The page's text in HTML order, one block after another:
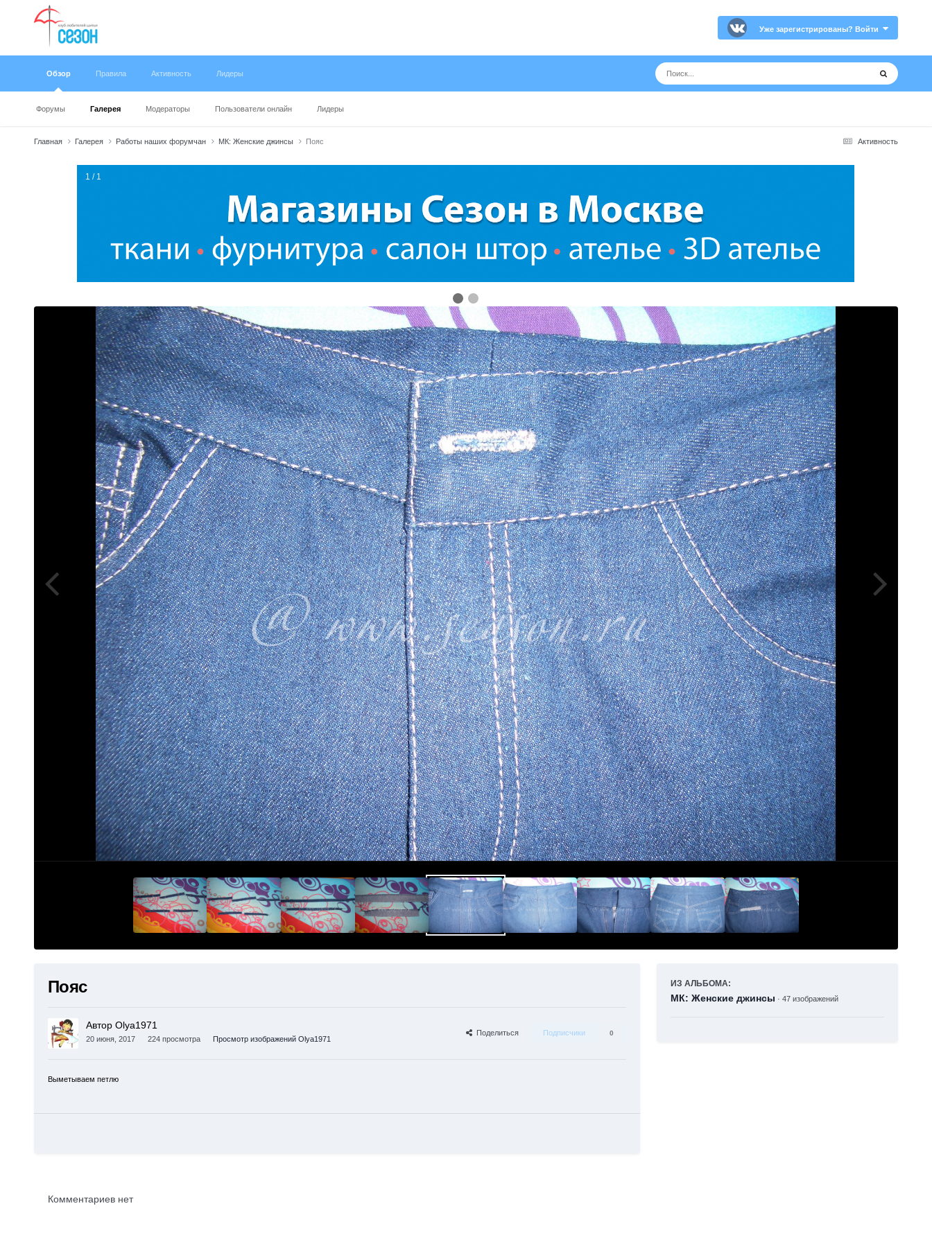
Уже зарегистрированы? Войти
Обзор
Форумы Галерея Модераторы Пользователи онлайн Лидеры
Правила Активность Лидеры
Активность
Главная Галерея Работы наших форумчан МК: Женские джинсы Пояс
1 / 1
Пояс
Автор Olya1971
20 июня, 2017 224 просмотра Просмотр изображений Olya1971
Поделиться Подписчики 0
Выметываем петлю
ИЗ АЛЬБОМА:
МК: Женские джинсы · 47 изображений
Комментариев нет